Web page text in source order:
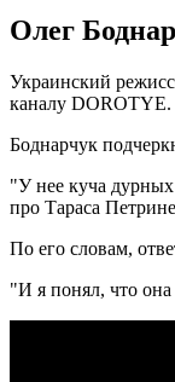
Олег
Украинский
каналу DOROTYE.
Боднарчук
"У нее куча
про Тараса
По его словам,
"И я понял, что